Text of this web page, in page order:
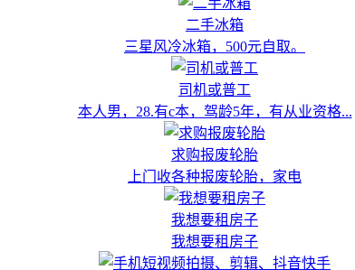
二手冰箱
三星风冷冰箱，500元自取。
司机或普工
本人男，28.有c本，驾龄5年，有从业资格...
求购报废轮胎
上门收各种报废轮胎，家电
我想要租房子
我想要租房子